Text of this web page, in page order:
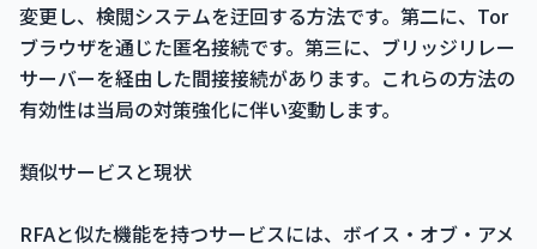
変更し、検閲システムを迂回する方法です。第二に、Tor
ブラウザを通じた匿名接続です。第三に、ブリッジリレー
サーバーを経由した間接接続があります。これらの方法の
有効性は当局の対策強化に伴い変動します。
類似サービスと現状
RFAと似た機能を持つサービスには、ボイス・オブ・アメ